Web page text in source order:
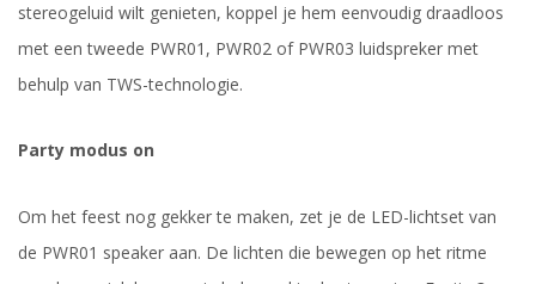
stereogeluid wilt genieten, koppel je hem eenvoudig draadloos
met een tweede PWR01, PWR02 of PWR03 luidspreker met
behulp van TWS-technologie.
Party modus on
Om het feest nog gekker te maken, zet je de LED-lichtset van
de PWR01 speaker aan. De lichten die bewegen op het ritme